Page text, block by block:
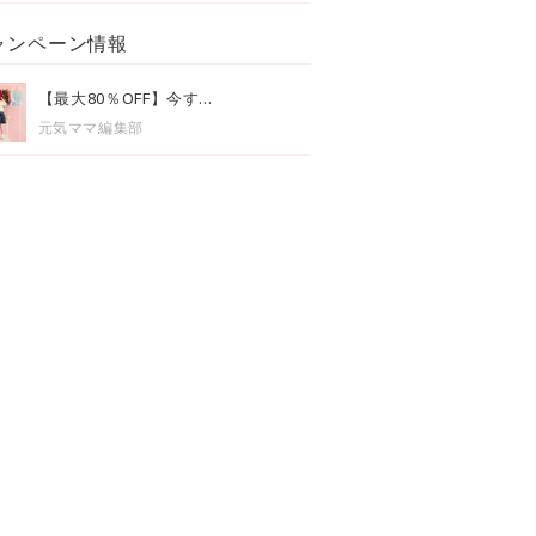
ンペーン情報
【最大80％OFF】今す...
元気ママ編集部